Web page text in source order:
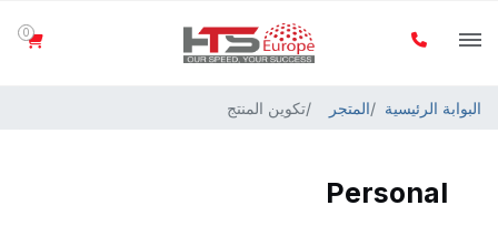
0
البوابة الرئيسية المتجر تكوين المنتج
Personal